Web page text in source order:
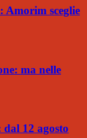
Amorim sceglie
ma nelle
12 agosto